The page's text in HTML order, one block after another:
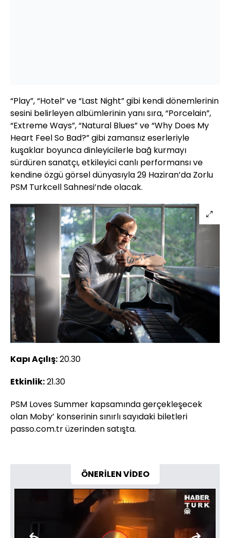
“Play”, “Hotel” ve “Last Night” gibi kendi dönemlerinin
sesini belirleyen albümlerinin yanı sıra, “Porcelain”,
“Extreme Ways”, “Natural Blues” ve “Why Does My
Heart Feel So Bad?” gibi zamansız eserleriyle
kuşaklar boyunca dinleyicilerle bağ kurmayı
sürdüren sanatçı, etkileyici canlı performansı ve
kendine özgü görsel dünyasıyla 29 Haziran’da Zorlu
PSM Turkcell Sahnesi’nde olacak.
Kapı Açılış:20.30
Etkinlik:21.30
PSM Loves Summer kapsamında gerçekleşecek
olan Moby’ konserinin sınırlı sayıdaki biletleri
passo.com.tr üzerinden satışta.
ÖNERİLEN VİDEO